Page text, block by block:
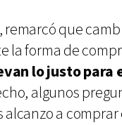
remarcó que
la forma de
lo justo para
algunos
a comprar